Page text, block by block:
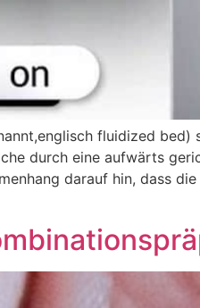
fluidized
durch eine aufwärts
darauf hin, dass